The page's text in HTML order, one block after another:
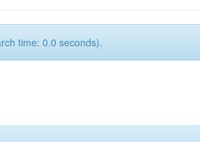
time: 0.0 seconds).